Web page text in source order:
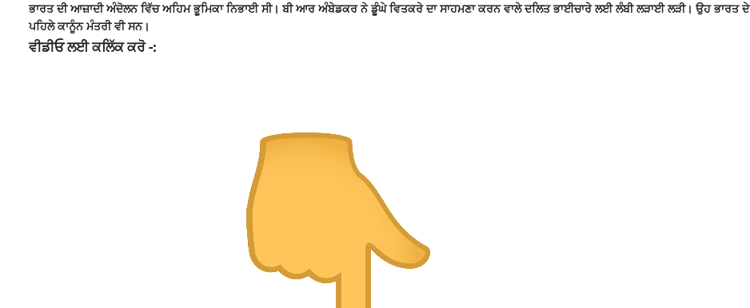
ਭਾਰਤ ਦੀ ਆਜ਼ਾਦੀ ਅੰਦੋਲਨ ਵਿੱਚ ਅਹਿਮ ਭੂਮਿਕਾ ਨਿਭਾਈ ਸੀ। ਬੀ ਆਰ ਅੰਬੇਡਕਰ ਨੇ ਡੂੰਘੇ ਵਿਤਕਰੇ ਦਾ ਸਾਹਮਣਾ ਕਰਨ ਵਾਲੇ ਦਲਿਤ ਭਾਈਚਾਰੇ ਲਈ ਲੰਬੀ ਲੜਾਈ ਲੜੀ। ਉਹ ਭਾਰਤ ਦੇ
ਪਹਿਲੇ ਕਾਨੂੰਨ ਮੰਤਰੀ ਵੀ ਸਨ।
ਵੀਡੀਓ ਲਈ ਕਲਿੱਕ ਕਰੋ -: